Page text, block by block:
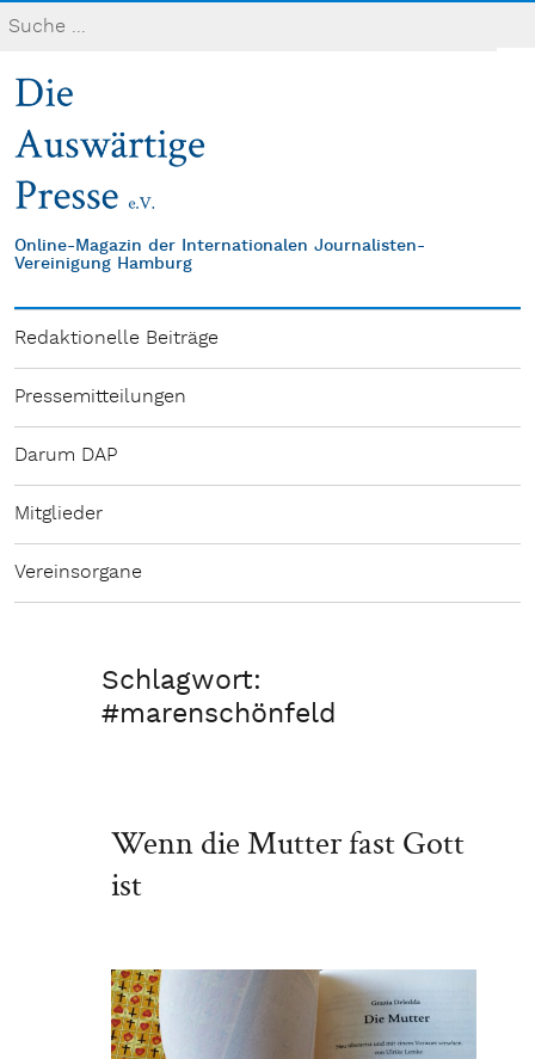
Online-Magazin der Internationalen Journalisten-
Vereinigung Hamburg
Redaktionelle Beiträge
Pressemitteilungen
Darum DAP
Mitglieder
Vereinsorgane
Schlagwort:
#marenschönfeld
Wenn die Mutter fast Gott
ist